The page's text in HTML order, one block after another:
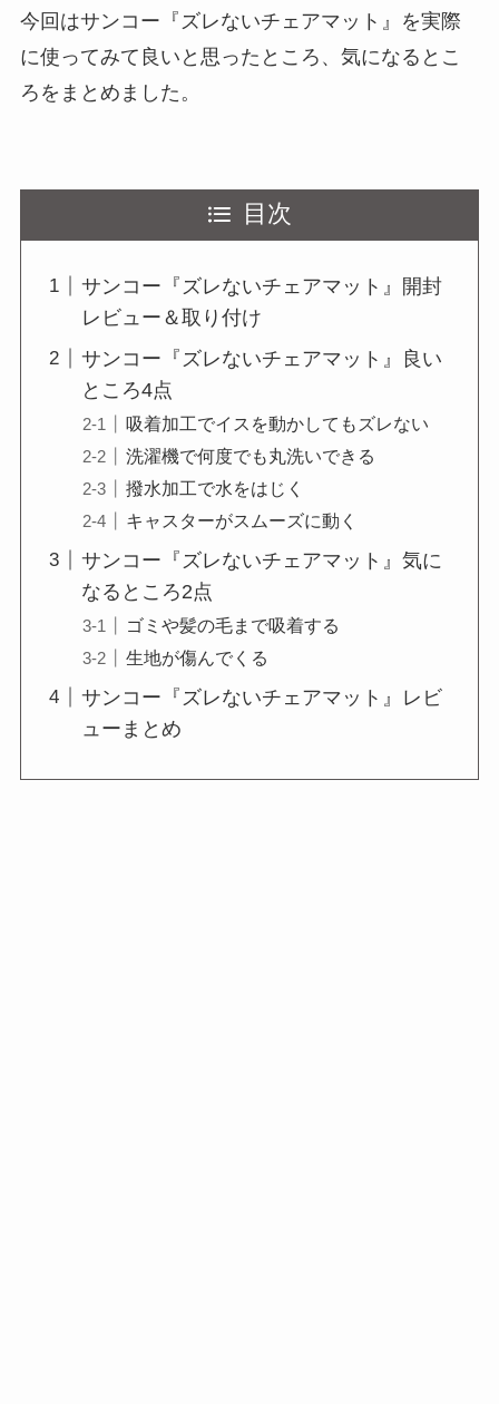
今回はサンコー『ズレないチェアマット』を実際
に使ってみて良いと思ったところ、気になるとこ
ろをまとめました。
目次
サンコー『ズレないチェアマット』開封
レビュー＆取り付け
サンコー『ズレないチェアマット』良い
ところ4点
吸着加工でイスを動かしてもズレない
洗濯機で何度でも丸洗いできる
撥水加工で水をはじく
キャスターがスムーズに動く
サンコー『ズレないチェアマット』気に
なるところ2点
ゴミや髪の毛まで吸着する
生地が傷んでくる
サンコー『ズレないチェアマット』レビ
ューまとめ